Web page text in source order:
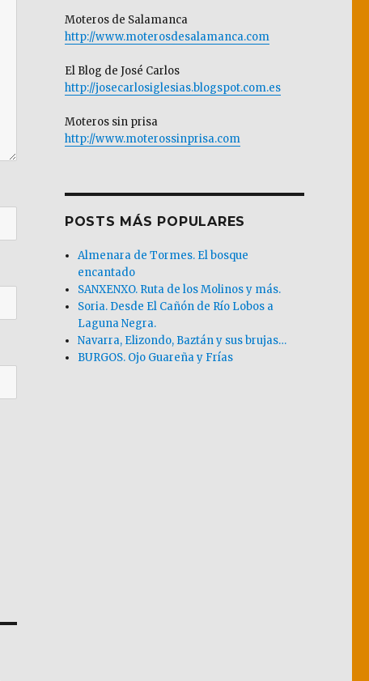
Moteros de Salamanca
http://www.moterosdesalamanca.com
El Blog de José Carlos
http://josecarlosiglesias.blogspot.com.es
Moteros sin prisa
http://www.moterossinprisa.com
POSTS MÁS POPULARES
Almenara de Tormes. El bosque
encantado
SANXENXO. Ruta de los Molinos y más.
Soria. Desde El Cañón de Río Lobos a
Laguna Negra.
Navarra, Elizondo, Baztán y sus brujas…
BURGOS. Ojo Guareña y Frías